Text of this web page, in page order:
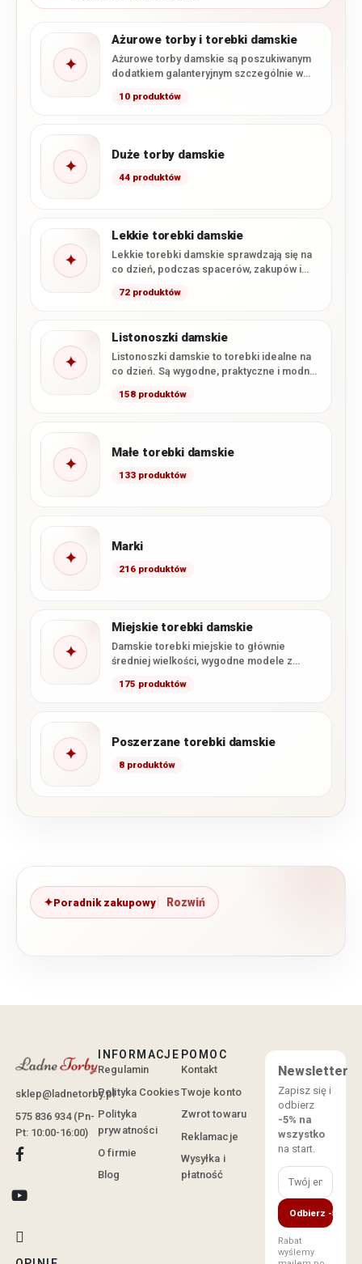
✦
Ażurowe torby i torebki damskie
Ażurowe torby damskie są poszukiwanym
dodatkiem galanteryjnym szczególnie w
10 produktów
✦
Duże torby damskie
44 produktów
✦
Lekkie torebki damskie
Lekkie torebki damskie sprawdzają się na
co dzień, podczas spacerów, zakupów i
72 produktów
✦
Listonoszki damskie
Listonoszki damskie to torebki idealne na
co dzień. Są wygodne, praktyczne i modne.
158 produktów
✦
Małe torebki damskie
133 produktów
✦
Marki
216 produktów
✦
Miejskie torebki damskie
Damskie torebki miejskie to głównie
średniej wielkości, wygodne modele z
175 produktów
✦
Poszerzane torebki damskie
8 produktów
Poradnik zakupowy
sklep@ladnetorby.pl
575 836 934 (Pn-
Pt: 10:00-16:00)
INFORMACJE
Regulamin
Polityka Cookies
Polityka
prywatności
O firmie
Blog
POMOC
Kontakt
Twoje konto
Zwrot towaru
Reklamacje
Wysyłka i
płatność
Newsletter
Zapisz się i
odbierz
-5% na
wszystko
na start.
Odbierz -5%
Rabat
wyślemy